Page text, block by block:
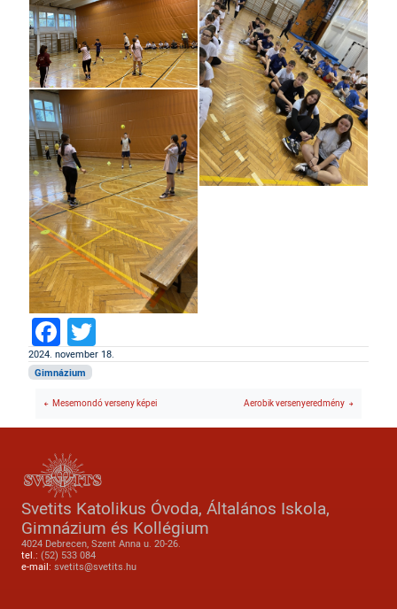
Facebook
2024. november 18.
Gimnázium
Mesemondó verseny képei Aerobik versenyeredmény
Svetits Katolikus Óvoda, Általános Iskola,
Gimnázium és Kollégium
4024 Debrecen, Szent Anna u. 20-26.
tel.: (52) 533 084
e-mail: svetits@svetits.hu